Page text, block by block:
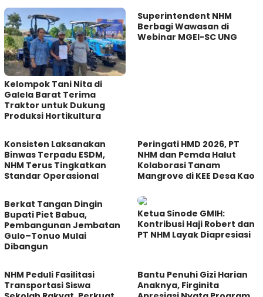
Kelompok Tani Nita di
Galela Barat Terima
Traktor untuk Dukung
Produksi Hortikultura
Superintendent NHM
Berbagi Wawasan di
Webinar MGEI-SC UNG
Konsisten Laksanakan
Binwas Terpadu ESDM,
NHM Terus Tingkatkan
Standar Operasional
Peringati HMD 2026, PT
NHM dan Pemda Halut
Kolaborasi Tanam
Mangrove di KEE Desa Kao
Berkat Tangan Dingin
Bupati Piet Babua,
Pembangunan Jembatan
Gulo–Tonuo Mulai
Dibangun
Ketua Sinode GMIH:
Kontribusi Haji Robert dan
PT NHM Layak Diapresiasi
NHM Peduli Fasilitasi
Transportasi Siswa
Bantu Penuhi Gizi Harian
Anaknya, Firginita